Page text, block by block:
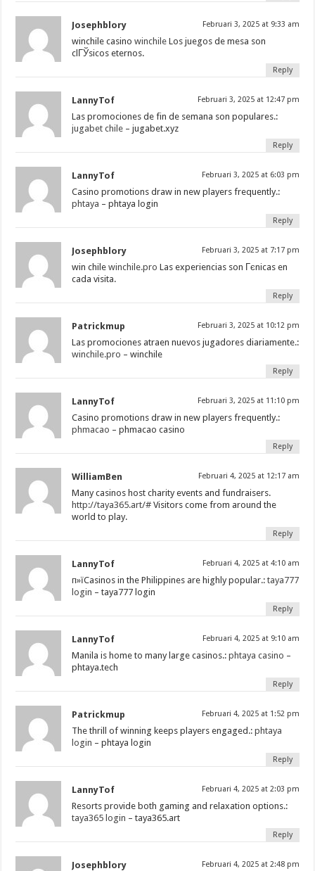
Josephblory Februari 3, 2025 at 9:33 am
winchile casinowinchile Los juegos de mesa son
clГЎsicos eternos.
Reply
LannyTof Februari 3, 2025 at 12:47 pm
Las promociones de fin de semana son populares.:
jugabet chile – jugabet.xyz
Reply
LannyTof Februari 3, 2025 at 6:03 pm
Casino promotions draw in new players frequently.:
phtaya – phtaya login
Reply
Josephblory Februari 3, 2025 at 7:17 pm
win chilewinchile.pro Las experiencias son Гєnicas en
cada visita.
Reply
Patrickmup Februari 3, 2025 at 10:12 pm
Las promociones atraen nuevos jugadores diariamente.:
winchile.pro – winchile
Reply
LannyTof Februari 3, 2025 at 11:10 pm
Casino promotions draw in new players frequently.:
phmacao – phmacao casino
Reply
WilliamBen Februari 4, 2025 at 12:17 am
Many casinos host charity events and fundraisers.
http://taya365.art/# Visitors come from around the
world to play.
Reply
LannyTof Februari 4, 2025 at 4:10 am
п»їCasinos in the Philippines are highly popular.:taya777
login – taya777 login
Reply
LannyTof Februari 4, 2025 at 9:10 am
Manila is home to many large casinos.:phtaya casino –
phtaya.tech
Reply
Patrickmup Februari 4, 2025 at 1:52 pm
The thrill of winning keeps players engaged.:phtaya
login – phtaya login
Reply
LannyTof Februari 4, 2025 at 2:03 pm
Resorts provide both gaming and relaxation options.:
taya365 login – taya365.art
Reply
Josephblory Februari 4, 2025 at 2:48 pm